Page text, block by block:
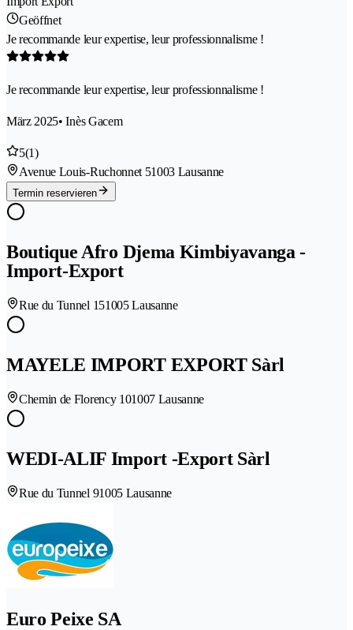
Geöffnet
Je recommande leur expertise, leur professionnalisme !
Je recommande leur expertise, leur professionnalisme !
März 2025• Inès Gacem
5(1)
Avenue Louis-Ruchonnet 51003 Lausanne
Termin reservieren
Boutique Afro Djema Kimbiyavanga -
Import-Export
Rue du Tunnel 151005 Lausanne
MAYELE IMPORT EXPORT Sàrl
Chemin de Florency 101007 Lausanne
WEDI-ALIF Import -Export Sàrl
Rue du Tunnel 91005 Lausanne
Euro Peixe SA